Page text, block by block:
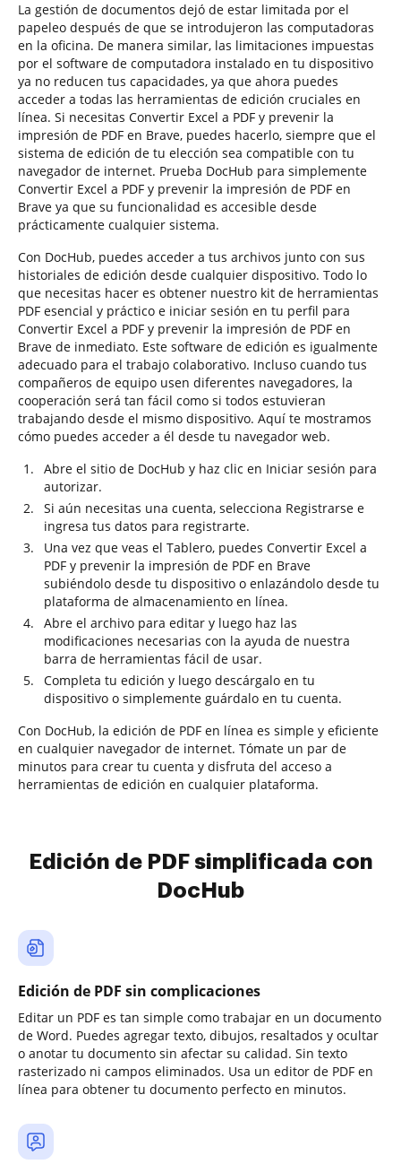
La gestión de documentos dejó de estar limitada por el
papeleo después de que se introdujeron las computadoras
en la oficina. De manera similar, las limitaciones impuestas
por el software de computadora instalado en tu dispositivo
ya no reducen tus capacidades, ya que ahora puedes
acceder a todas las herramientas de edición cruciales en
línea. Si necesitas Convertir Excel a PDF y prevenir la
impresión de PDF en Brave, puedes hacerlo, siempre que el
sistema de edición de tu elección sea compatible con tu
navegador de internet. Prueba DocHub para simplemente
Convertir Excel a PDF y prevenir la impresión de PDF en
Brave ya que su funcionalidad es accesible desde
prácticamente cualquier sistema.
Con DocHub, puedes acceder a tus archivos junto con sus
historiales de edición desde cualquier dispositivo. Todo lo
que necesitas hacer es obtener nuestro kit de herramientas
PDF esencial y práctico e iniciar sesión en tu perfil para
Convertir Excel a PDF y prevenir la impresión de PDF en
Brave de inmediato. Este software de edición es igualmente
adecuado para el trabajo colaborativo. Incluso cuando tus
compañeros de equipo usen diferentes navegadores, la
cooperación será tan fácil como si todos estuvieran
trabajando desde el mismo dispositivo. Aquí te mostramos
cómo puedes acceder a él desde tu navegador web.
Abre el sitio de DocHub y haz clic en Iniciar sesión para
autorizar.
Si aún necesitas una cuenta, selecciona Registrarse e
ingresa tus datos para registrarte.
Una vez que veas el Tablero, puedes Convertir Excel a
PDF y prevenir la impresión de PDF en Brave
subiéndolo desde tu dispositivo o enlazándolo desde tu
plataforma de almacenamiento en línea.
Abre el archivo para editar y luego haz las
modificaciones necesarias con la ayuda de nuestra
barra de herramientas fácil de usar.
Completa tu edición y luego descárgalo en tu
dispositivo o simplemente guárdalo en tu cuenta.
Con DocHub, la edición de PDF en línea es simple y eficiente
en cualquier navegador de internet. Tómate un par de
minutos para crear tu cuenta y disfruta del acceso a
herramientas de edición en cualquier plataforma.
Edición de PDF simplificada con
DocHub
Edición de PDF sin complicaciones
Editar un PDF es tan simple como trabajar en un documento
de Word. Puedes agregar texto, dibujos, resaltados y ocultar
o anotar tu documento sin afectar su calidad. Sin texto
rasterizado ni campos eliminados. Usa un editor de PDF en
línea para obtener tu documento perfecto en minutos.